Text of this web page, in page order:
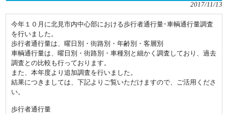
2017/11/13
今年１０月に北見市内中心部における歩行者通行量･車輌通行量調査
を行いました。
歩行者通行量は、曜日別・街路別・年齢別・客層別
車輌通行量は、曜日別・街路別・車種別と細かく調査しており、過去
調査との比較も行っております。
また、本年度より追加調査を行いました。
結果につきましては、下記よりご覧いただけますので、ご活用くださ
い。
歩行者通行量